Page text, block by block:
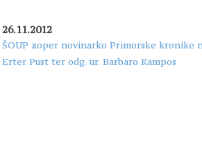
26.11.2012
ŠOUP zoper novinarko Primorske kronike
Erter Pust ter odg. ur. Barbaro Kampos